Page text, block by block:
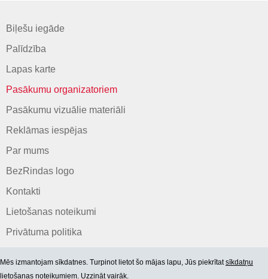
Biļešu iegāde
Palīdzība
Lapas karte
Pasākumu organizatoriem
Pasākumu vizuālie materiāli
Reklāmas iespējas
Par mums
BezRindas logo
Kontakti
Lietošanas noteikumi
Privātuma politika
Mēs izmantojam sīkdatnes. Turpinot lietot šo mājas lapu, Jūs piekrītatsīkdatņu
lietošanas noteikumiem. Uzzināt vairāk.